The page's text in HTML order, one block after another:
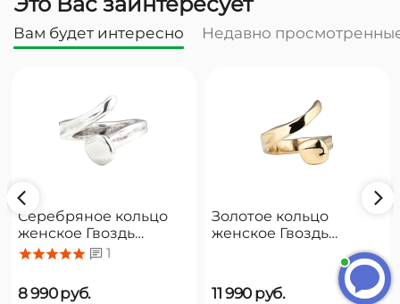
Вам будет интересно Недавно
Серебряное кольцо
женское Гвоздь
UNOde50 B121
8 990руб.
Золотое кольцо
женское Гвоздь
11 990 руб.